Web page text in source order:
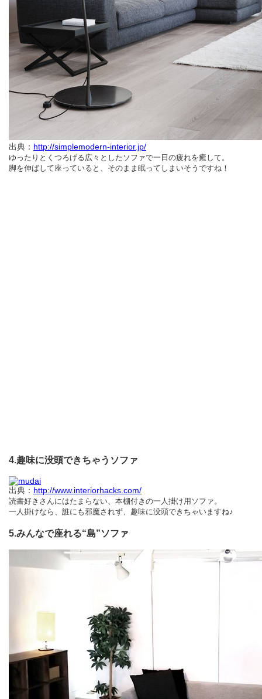
出典： http://simplemodern-interior.jp/
ゆったりとくつろげる広々としたソファで一日の疲れを癒して。
脚を伸ばして座っていると、そのまま眠ってしまいそうですね！
4.趣味に没頭できちゃうソファ
出典： http://www.interiorhacks.com/
読書好きさんにはたまらない、本棚付きの一人掛け用ソファ。
一人掛けなら、誰にも邪魔されず、趣味に没頭できちゃいますね♪
5.みんなで座れる“島”ソファ